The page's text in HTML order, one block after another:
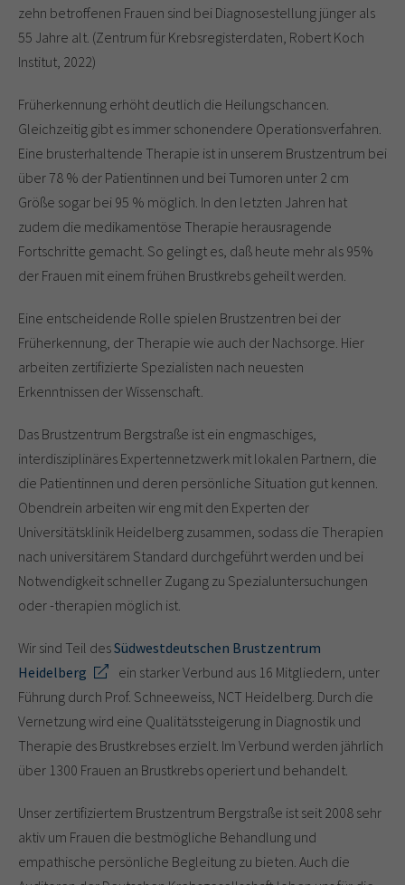
zehn betroﬀenen Frauen sind bei Diagnose­stellung jünger als
55 Jahre alt. (Zentrum für Krebsregisterdaten, Robert Koch
Institut, 2022)
Früherkennung erhöht deutlich die Heilungschancen.
Gleichzeitig gibt es immer schonendere Operationsverfahren.
Eine brusterhaltende Therapie ist in unserem Brustzentrum bei
über 78 % der Patientinnen und bei Tumoren unter 2 cm
Größe sogar bei 95 % möglich. In den letzten Jahren hat
zudem die medikamentöse Therapie herausragende
Fortschritte gemacht. So gelingt es, daß heute mehr als 95%
der Frauen mit einem frühen Brustkrebs geheilt werden.
Eine entscheidende Rolle spielen Brustzentren bei der
Früherkennung, der Therapie wie auch der Nachsorge. Hier
arbeiten zertifizierte Spezialisten nach neuesten
Erkenntnissen der Wissenschaft.
Das Brustzentrum Bergstraße ist ein engmaschiges,
interdisziplinäres Expertennetzwerk mit lokalen Partnern, die
die Patientinnen und deren persönliche Situation gut kennen.
Obendrein arbeiten wir eng mit den Experten der
Universitätsklinik Heidelberg zusammen, sodass die Therapien
nach universitärem Standard durchgeführt werden und bei
Notwendigkeit schneller Zugang zu Spezialuntersuchungen
oder -therapien möglich ist.
Wir sind Teil desSüdwestdeutschen Brustzentrum
Heidelberg
ein starker Verbund aus 16 Mitgliedern, unter
Führung durch Prof. Schneeweiss, NCT Heidelberg. Durch die
Vernetzung wird eine Qualitätssteigerung in Diagnostik und
Therapie des Brustkrebses erzielt. Im Verbund werden jährlich
über 1300 Frauen an Brustkrebs operiert und behandelt.
Unser zertifiziertem Brustzentrum Bergstraße ist seit 2008 sehr
aktiv um Frauen die bestmögliche Behandlung und
empathische persönliche Begleitung zu bieten. Auch die